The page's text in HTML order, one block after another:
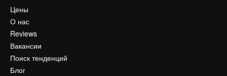
Цены
О нас
Reviews
Вакансии
Поиск тенденций
Блог